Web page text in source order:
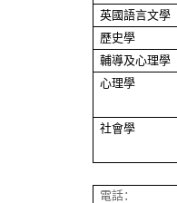
英國語言文學
歷史學
輔導及心理學
心理學
社會學
電話：